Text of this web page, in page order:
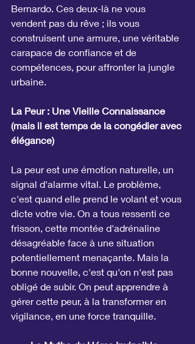
Bernardo. Ces deux-là ne vous
vendent pas du rêve ; ils vous
construisent une armure, une véritable
carapace de confiance et de
compétences, pour affronter la jungle
urbaine.
La Peur : Une Vieille Connaissance
(mais il est temps de la congédier avec
élégance)
La peur est une émotion naturelle, un
signal d'alarme vital. Le problème,
c'est quand elle prend le volant et vous
dicte votre vie. On a tous ressenti ce
frisson, cette montée d'adrénaline
désagréable face à une situation
potentiellement menaçante. Mais la
bonne nouvelle, c'est qu'on n'est pas
obligé de subir. On peut apprendre à
gérer cette peur, à la transformer en
vigilance, en une force tranquille.